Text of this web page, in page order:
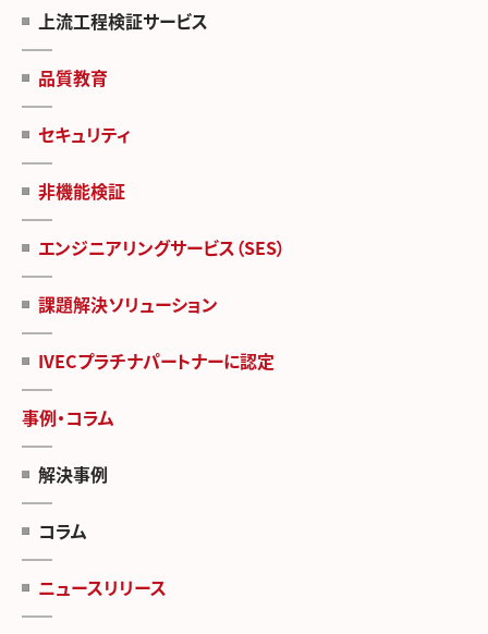
上流工程検証サービス
品質教育
セキュリティ
非機能検証
エンジニアリングサービス（SES）
課題解決ソリューション
IVECプラチナパートナーに認定
事例・コラム
解決事例
コラム
ニュースリリース